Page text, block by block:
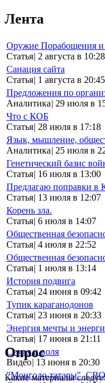
Лента
Оружие Порабощения и
Статья| 2 августа в 10:28
Санация сайта
Статья| 1 августа в 20:45
Предложения по
Аналитика| 29 июля в
Что с КОБ
Статья| 28 июля в 17:18
Язык, мышление,
Аналитика| 25 июля в
Генетический базис
Статья| 16 июля в 13:00
Предлагаю поправки в
Статья| 13 июля в 12:07
Корень зла.
Статья| 6 июля в 14:07
Общественная
Статья| 4 июля в 22:52
Общественная
Статья| 1 июля в 13:14
История подвига
Статья| 24 июня в 09:42
Тупик караганодонов
Статья| 23 июня в 20:33
Энергия мечты и
Статья| 17 июня в 21:11
Семья и воля
Видео| 13 июня в 20:30
"Монголо-татары". СВО
Опрос
Какие материалы